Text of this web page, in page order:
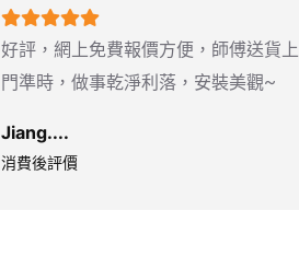
好評，網上免費報價方便，師傅送貨上
門準時，做事乾淨利落，安裝美觀~
Jiang....
消費後評價